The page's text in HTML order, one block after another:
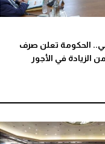
الحكومة تعلن صرف
الزيادة في الأجور